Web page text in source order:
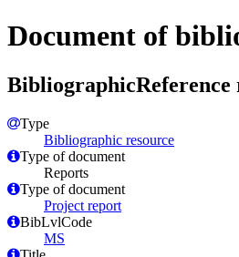
Document of
BibliographicReference
Type
Bibliographic resource
Type of document
Reports
Type of document
Project report
BibLvlCode
MS